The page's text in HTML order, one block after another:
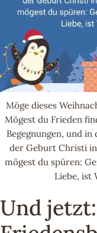
Möge dieses
Mögest du Frieden
Begegnungen, und
der Geburt Christi
mögest du spüren:
Liebe, ist
Und jetzt: